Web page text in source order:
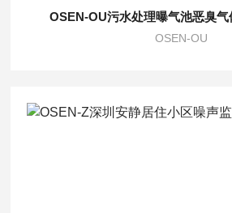
OSEN-OU污水处理曝气池恶臭
OSEN-OU